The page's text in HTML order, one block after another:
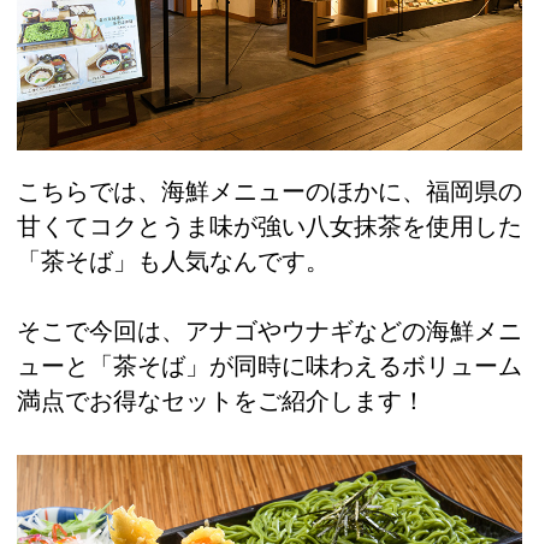
こちらでは、海鮮メニューのほかに、福岡県の
甘くてコクとうま味が強い八女抹茶を使用した
「茶そば」も人気なんです。
そこで今回は、アナゴやウナギなどの海鮮メニ
ューと「茶そば」が同時に味わえるボリューム
満点でお得なセットをご紹介します！